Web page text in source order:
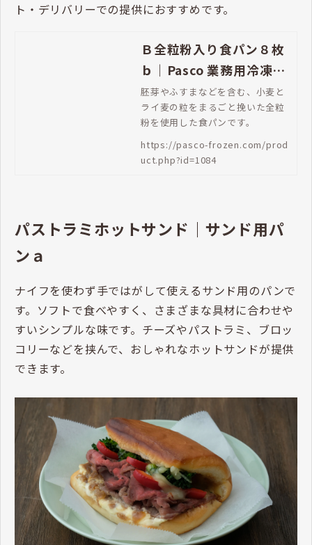
ト・デリバリーでの提供におすすめです。
Ｂ全粒粉入り食パン８枚
ｂ｜Pasco 業務用冷凍パ
ン生地通販 | Pasco 業務
用冷凍パン生地通販
胚芽やふすまなどを含む、小麦と
ライ麦の粒をまるごと挽いた全粒
粉を使用した食パンです。
https://pasco-frozen.com/prod
uct.php?id=1084
パストラミホットサンド｜サンド用パ
ンａ
ナイフを使わず手ではがして使えるサンド用のパンで
す。ソフトで食べやすく、さまざまな具材に合わせや
すいシンプルな味です。チーズやパストラミ、ブロッ
コリーなどを挟んで、おしゃれなホットサンドが提供
できます。